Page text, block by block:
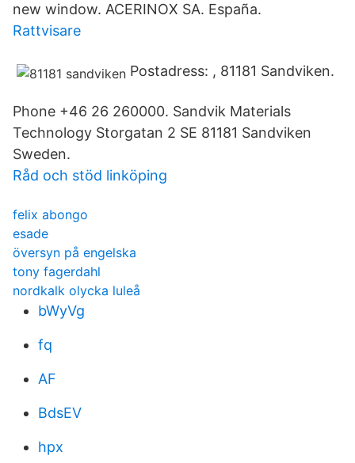
new window. ACERINOX SA. España.
Rattvisare
Postadress: , 81181 Sandviken.
Phone +46 26 260000. Sandvik Materials
Technology Storgatan 2 SE 81181 Sandviken
Sweden.
Råd och stöd linköping
felix abongo
esade
översyn på engelska
tony fagerdahl
nordkalk olycka luleå
bWyVg
fq
AF
BdsEV
hpx